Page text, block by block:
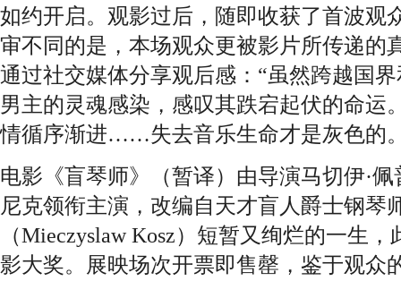
如约开启。观影过后，随即收获了首波观
审不同的是，本场观众更被影片所传递的
通过社交媒体分享观后感：“虽然跨越国
男主的灵魂感染，感叹其跌宕起伏的命运
情循序渐进……失去音乐生命才是灰色的
电影《盲琴师》（暂译）由导演马切伊·
尼克领衔主演，改编自天才盲人爵士钢琴
（Mieczyslaw Kosz）短暂又绚烂的一生
影大奖。展映场次开票即售罄，鉴于观众